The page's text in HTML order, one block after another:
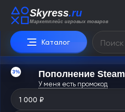
Skyress.ru
Маркетплейс игровых товаров
Каталог
3% Пополнение Steam
У меня есть промокод